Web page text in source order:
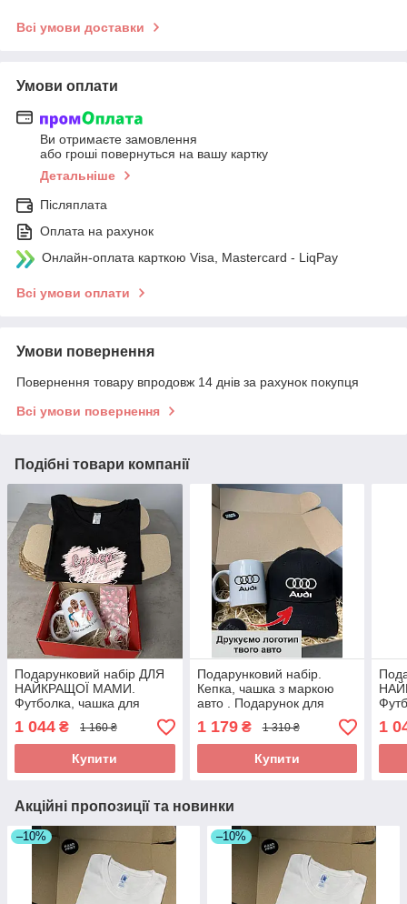
Всі умови доставки
Умови оплати
Ви отримаєте замовлення
або гроші повернуться на вашу картку
Детальніше
Післяплата
Оплата на рахунок
Онлайн-оплата карткою Visa, Mastercard - LiqPay
Всі умови оплати
Умови повернення
Повернення товару впродовж 14 днів за рахунок покупця
Всі умови повернення
Подібні товари компанії
Подарунковий набір ДЛЯ
НАЙКРАЩОЇ МАМИ.
Футболка, чашка для
супер мами.
1 044 ₴ 1 160 ₴
Купити
Подарунковий набір.
Кепка, чашка з маркою
авто . Подарунок для
чоловіка з логотипом
Audi(Ауді)
1 179₴ 1 310 ₴
Купити
1
Акційні пропозиції та новинки
–10% –10%